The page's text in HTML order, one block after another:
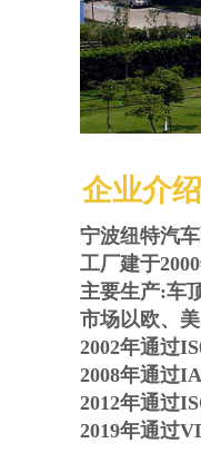
企业介绍
宁波纽特汽
工厂建于
主要生产:车
市场以欧、
2002年通过
2008年通过
2012年通过
2019年通过